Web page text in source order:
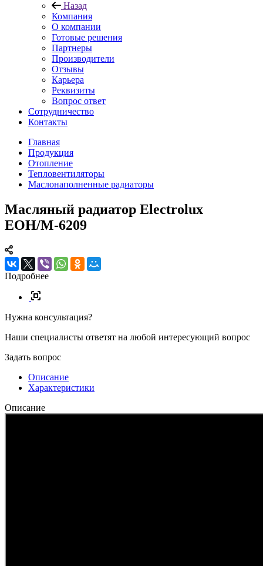
Назад
Компания
О компании
Готовые решения
Партнеры
Производители
Отзывы
Карьера
Реквизиты
Вопрос ответ
Сотрудничество
Контакты
Главная
Продукция
Отопление
Тепловентиляторы
Маслонаполненные радиаторы
Масляный радиатор Electrolux
EOH/M-6209
Подробнее
Нужна консультация?
Наши специалисты ответят на любой интересующий вопрос
Задать вопрос
Описание
Характеристики
Описание